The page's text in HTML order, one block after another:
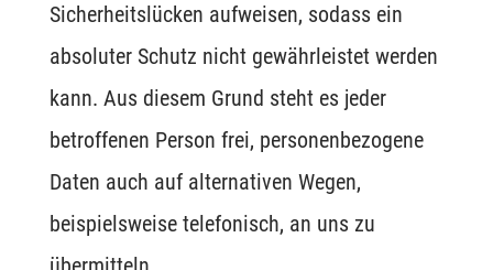
Sicherheitslücken aufweisen, sodass ein
absoluter Schutz nicht gewährleistet werden
kann. Aus diesem Grund steht es jeder
betroffenen Person frei, personenbezogene
Daten auch auf alternativen Wegen,
beispielsweise telefonisch, an uns zu